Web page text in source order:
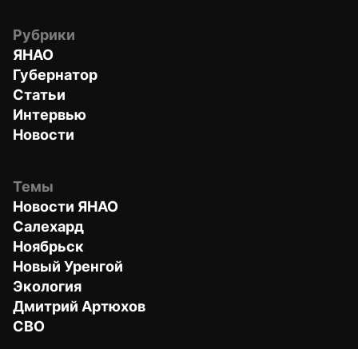
Рубрики
ЯНАО
Губернатор
Статьи
Интервью
Новости
Темы
Новости ЯНАО
Салехард
Ноябрьск
Новый Уренгой
Экология
Дмитрий Артюхов
СВО